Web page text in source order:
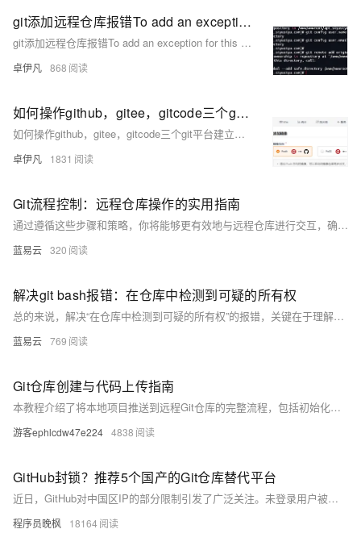
git添加远程仓库报错To add an exception for this directory解决方案-优雅草卓伊凡
git添加远程仓库报错To add an exception for this directory解决方案-优雅草卓伊凡
卓伊凡 868
如何操作github，gitee，gitcode三个git平台建立镜像仓库机制，这样便于维护项目只需要维护一个平台仓库地址的即可-优雅草央千澈
如何操作github，gitee，gitcode三个git平台建立镜像仓库机制，这样便于维护项目只需要维护一个平台仓库地址的即可-优雅草央千澈
卓伊凡 1831
Git流程控制：远程仓库操作的实用指南
通过遵循这些步骤和策略，你将能够更有效地与远程仓库进行交互，确保代码变更的透明度和项目历史的干净。同时，良好的版本控制习惯可以减少潜在的冲突，并帮助保持代码库的整洁。在日常工作中应用这些实用的Git流程控制技巧将是非常有益的。
蓝易云 320
解决git bash报错：在仓库中检测到可疑的所有权
总的来说，解决“在仓库中检测到可疑的所有权”的报错，关键在于理解和调整文件或目录的所有权。只要我们正确地设置了文件或目录的所有权，那么我们就可以避免这种问题，让Git Bash正常工作。
蓝易云 769
Git仓库创建与代码上传指南
本教程介绍了将本地项目推送到远程Git仓库的完整流程，包括初始化本地仓库、添加和提交文件、创建远程仓库、关联远程地址及推送代码。同时，还提供了`.gitignore`配置、分支管理等可选步骤，并针对常见问题（如认证失败、分支不匹配、大文件处理及推送冲突）给出了解决方案。适合初学者快速上手Git版本控制。
游客ephlcdw47e224 4838
GitHub封锁？推荐5个国产的Git仓库替代平台
近日，GitHub对中国区IP的部分限制引发了广泛关注。未登录用户被拒，已登录用户功能受限，南北网络环境差异更显“内卷”。为应对这一挑战，本文推荐了多个国产Git平台：Gitee（码云）、GitCode（CSDN旗下）、CODING（腾讯系）、CodeUP（阿里云支持）及微信代码管理工具。这些平台功能全面、稳定性强，是开发者迁移项目的理想选择。通过同步代码、配置CI/CD流水线等简单步骤，可确保项目平稳过渡。此次事件提醒我们，掌握核心技能与支持国产平台同样重要！
程序员晚枫 18164